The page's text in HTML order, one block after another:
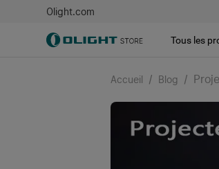
Olight.com
Tous les
Accueil / Blog /